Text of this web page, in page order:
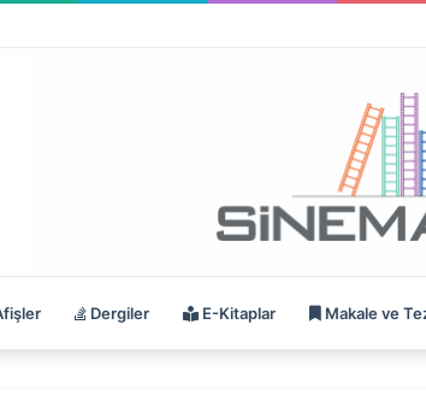
Dergiler E-Kitaplar Makale ve